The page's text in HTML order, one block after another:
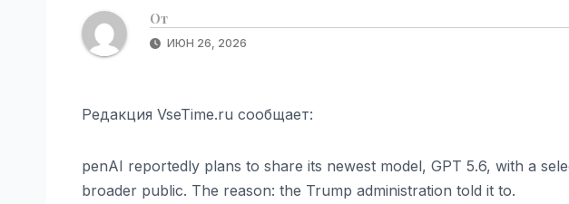
От
ИЮН 26, 2026
Редакция VseTime.ru сообщает:
penAI reportedly plans to share its newest model, GPT 5.6, with a
broader public. The reason: the Trump administration told it to.